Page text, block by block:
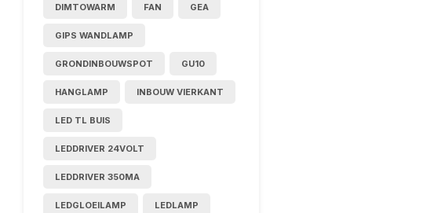
DIMTOWARM FAN GEA
GIPS WANDLAMP
GRONDINBOUWSPOT GU10
HANGLAMP INBOUW VIERKANT
LED TL BUIS
LEDDRIVER 24VOLT
LEDDRIVER 350MA
LEDGLOEILAMP LEDLAMP